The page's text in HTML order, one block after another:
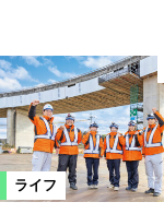
ライフ